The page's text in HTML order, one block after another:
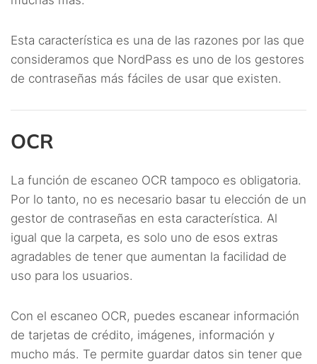
Esta característica es una de las razones por las que
consideramos que NordPass es uno de los gestores
de contraseñas más fáciles de usar que existen.
OCR
La función de escaneo OCR tampoco es obligatoria.
Por lo tanto, no es necesario basar tu elección de un
gestor de contraseñas en esta característica. Al
igual que la carpeta, es solo uno de esos extras
agradables de tener que aumentan la facilidad de
uso para los usuarios.
Con el escaneo OCR, puedes escanear información
de tarjetas de crédito, imágenes, información y
mucho más. Te permite guardar datos sin tener que